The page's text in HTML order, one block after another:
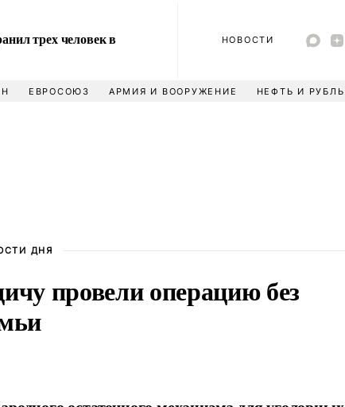
трех человек в
НОВОСТИ
ЕВРОСОЮЗ АРМИЯ И ВООРУЖЕНИЕ НЕФТЬ И РУБЛЬ
ДНЯ
провели операцию без